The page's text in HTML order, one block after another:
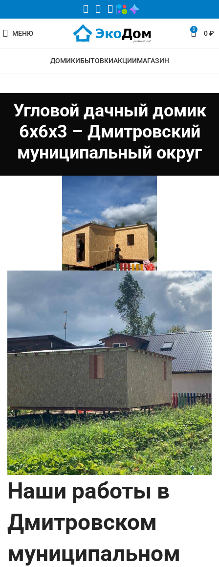
МЕНЮ 0 0₽
ДОМИКИБЫТОВКИАКЦИИМАГАЗИН
Угловой дачный домик
6х6х3 – Дмитровский
муниципальный округ
Наши работы в
Дмитровском
муниципальном